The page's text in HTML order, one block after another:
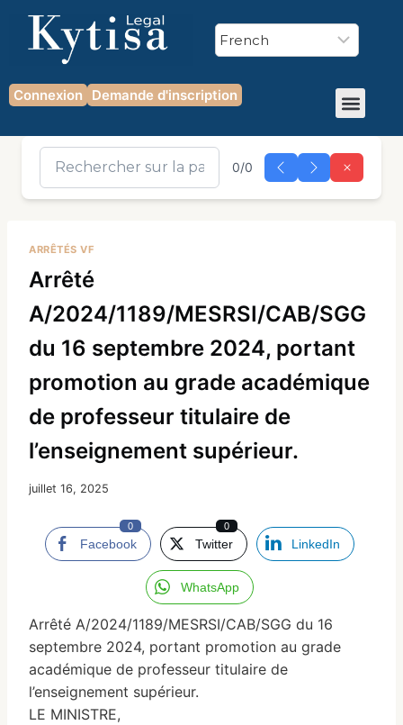
Connexion Demande d'inscription
0/0
ARRÊTÉS VF
Arrêté
A/2024/1189/MESRSI/CAB/SGG
du 16 septembre 2024, portant
promotion au grade académique
de professeur titulaire de
l’enseignement supérieur.
juillet 16, 2025
Facebook
0
Twitter
0
LinkedIn
WhatsApp
Arrêté A/2024/1189/MESRSI/CAB/SGG du 16
septembre 2024, portant promotion au grade
académique de professeur titulaire de
l’enseignement supérieur.
LE MINISTRE,